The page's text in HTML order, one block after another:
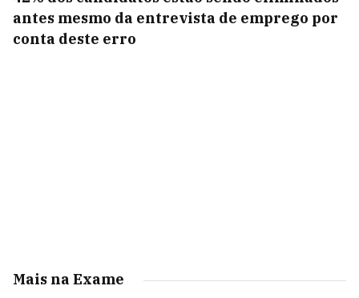
antes mesmo da entrevista de emprego por
conta deste erro
Mais na Exame